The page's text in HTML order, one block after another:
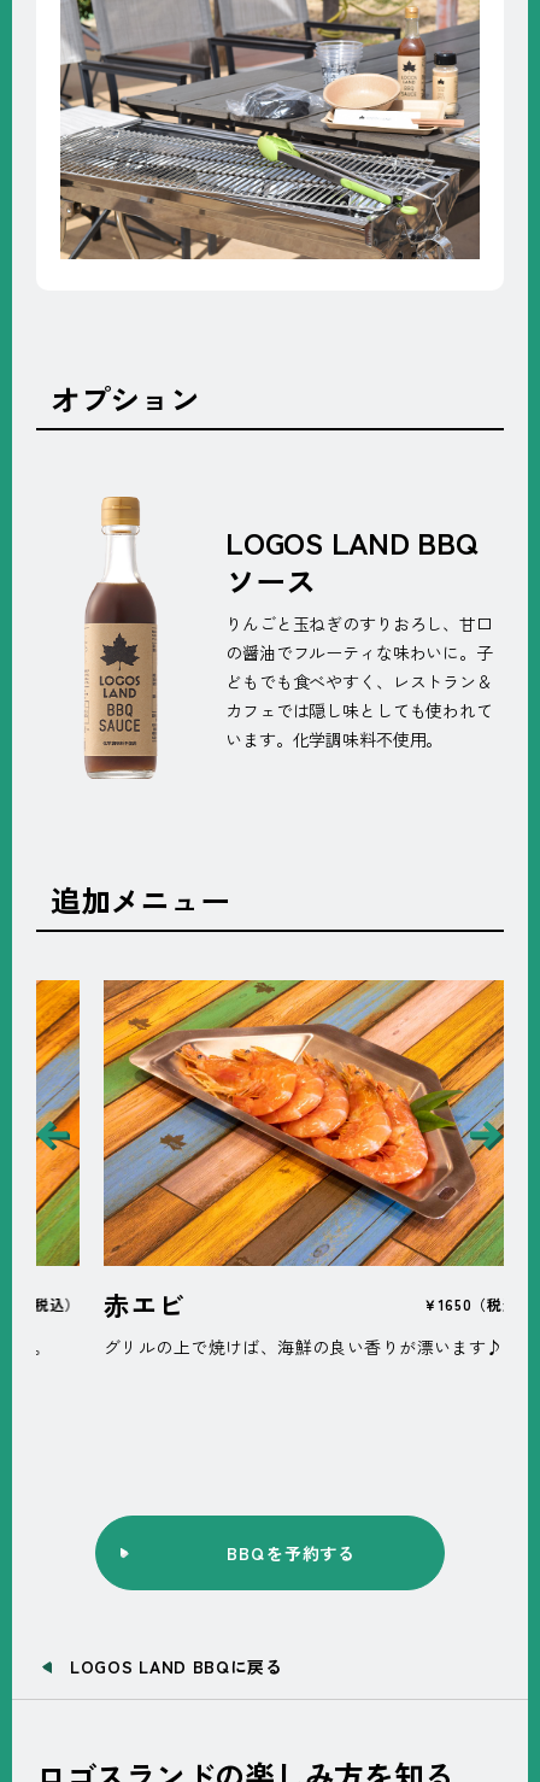
オプション
LOGOS LAND BBQ
ソース
りんごと玉ねぎのすりおろし、甘口
の醤油でフルーティな味わいに。子
どもでも食べやすく、レストラン＆
カフェでは隠し味としても使われて
います。化学調味料不使用。
追加メニュー
赤エビ ￥1650（税込）
グリルの上で焼けば、海鮮の良い香りが漂います♪
BBQを予約する
LOGOS LAND BBQに戻る